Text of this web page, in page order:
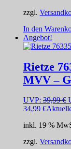
zzgl.
In den
Angebot!
Rietze
MVV –
UVP: 39,99€
34,99 €
inkl. 19 %
zzgl.